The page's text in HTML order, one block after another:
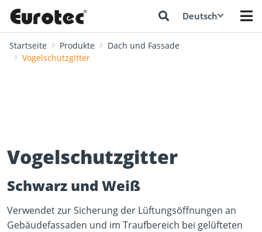
Deutsch
Startseite Produkte
Dach und Fassade
Vogelschutzgitter
Vogelschutzgitter
Schwarz und Weiß
Verwendet zur Sicherung der Lüftungsöffnungen an
Gebäudefassaden und im Traufbereich bei gelüfteten